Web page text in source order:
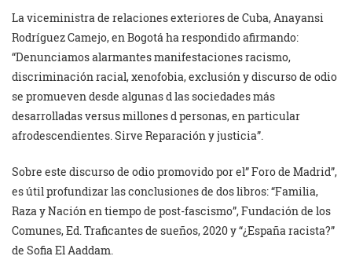
La viceministra de relaciones exteriores de Cuba, Anayansi
Rodríguez Camejo, en Bogotá ha respondido afirmando:
“Denunciamos alarmantes manifestaciones racismo,
discriminación racial, xenofobia, exclusión y discurso de odio
se promueven desde algunas d las sociedades más
desarrolladas versus millones d personas, en particular
afrodescendientes. Sirve Reparación y justicia”.
Sobre este discurso de odio promovido por el” Foro de Madrid”,
es útil profundizar las conclusiones de dos libros: “Familia,
Raza y Nación en tiempo de post-fascismo”, Fundación de los
Comunes, Ed. Traficantes de sueños, 2020 y “¿España racista?”
de Sofia El Aaddam.